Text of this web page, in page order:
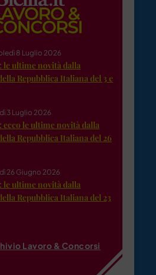
8 Luglio 2026
le ultime novità dalla
Repubblica Italiana del 3 e
3 Luglio 2026
ecco le ultime novità dalla
Repubblica Italiana del 26
26 Giugno 2026
le ultime novità dalla
Repubblica Italiana del 23
Lavoro & Concorsi